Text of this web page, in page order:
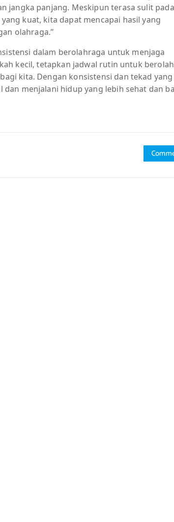
jangka panjang. Meskipun terasa sulit pada
kuat, kita dapat mencapai hasil yang
olahraga.”
dalam berolahraga untuk menjaga
kecil, tetapkan jadwal rutin untuk
kita. Dengan konsistensi dan tekad
menjalani hidup yang lebih sehat dan